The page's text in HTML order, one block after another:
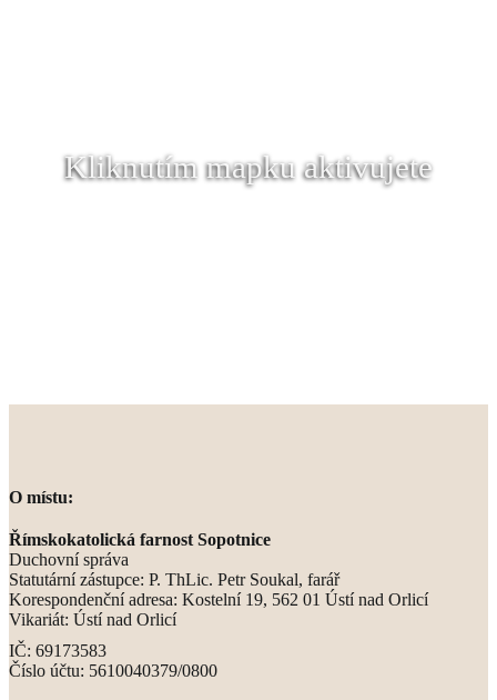
Kliknutím mapku aktivujete
O místu:
Římskokatolická farnost Sopotnice
Duchovní správa
Statutární zástupce: P. ThLic. Petr Soukal, farář
Korespondenční adresa: Kostelní 19, 562 01 Ústí nad Orlicí
Vikariát: Ústí nad Orlicí
IČ: 69173583
Číslo účtu: 5610040379/0800